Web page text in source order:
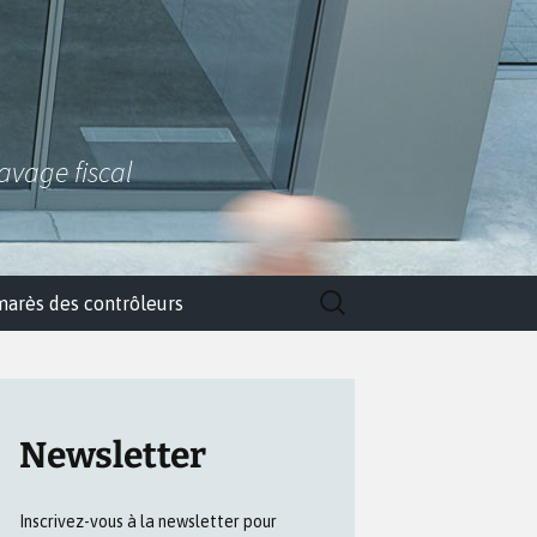
fiscal
des contrôleurs
Rechercher :
Newsletter
Inscrivez-vous à la newsletter pour